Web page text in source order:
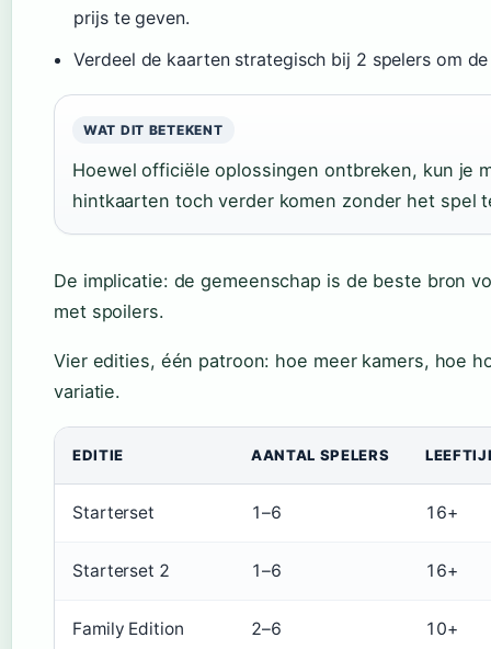
prijs te geven.
Verdeel de kaarten strategisch bij 2 spelers om
WAT DIT BETEKENT
Hoewel officiële oplossingen ontbreken, kun je
hintkaarten toch verder komen zonder het spel
De implicatie: de gemeenschap is de beste bron
met spoilers.
Vier edities, één patroon: hoe meer kamers, hoe
variatie.
EDITIE AANTAL SPELERS
Starterset 1–6 16+
Starterset 2 1–6 16+
Family Edition 2–6 10+